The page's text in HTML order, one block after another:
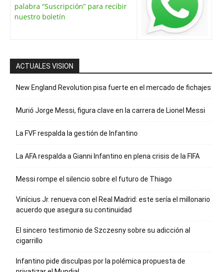
palabra “Suscripción” para recibir
nuestro boletín
ACTUALES VISION
New England Revolution pisa fuerte en el mercado de fichajes
Murió Jorge Messi, figura clave en la carrera de Lionel Messi
La FVF respalda la gestión de Infantino
La AFA respalda a Gianni Infantino en plena crisis de la FIFA
Messi rompe el silencio sobre el futuro de Thiago
Vinícius Jr. renueva con el Real Madrid: este sería el millonario
acuerdo que asegura su continuidad
El sincero testimonio de Szczesny sobre su adicción al
cigarrillo
Infantino pide disculpas por la polémica propuesta de